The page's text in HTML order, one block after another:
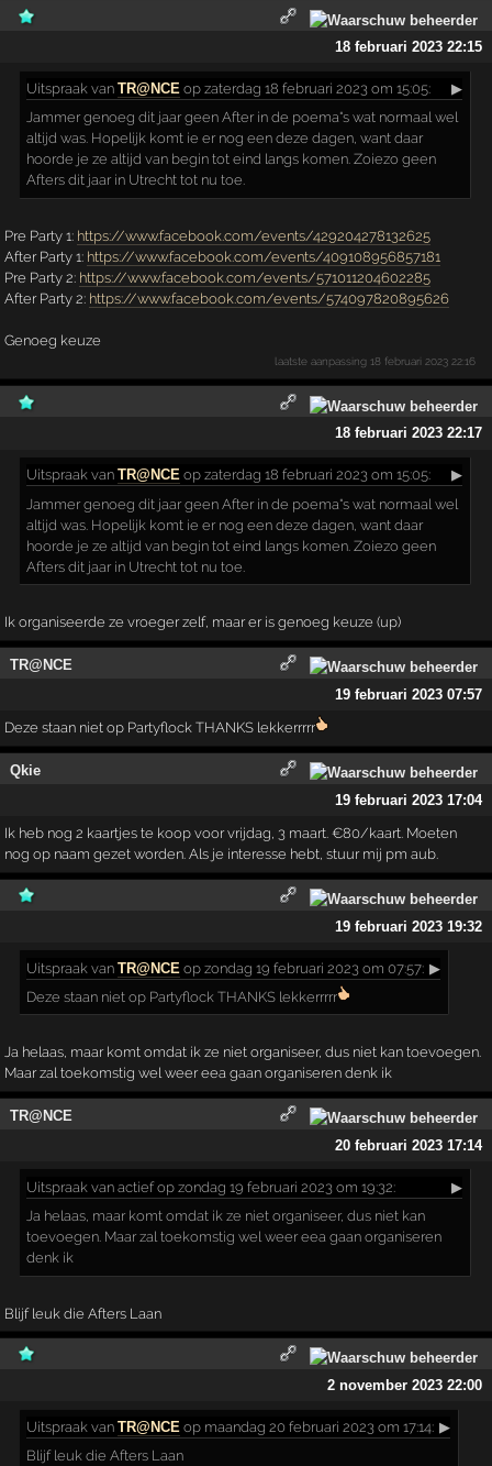
18 februari 2023 22:15
Uitspraak vanTR@NCE op zaterdag 18 februari 2023 om 15:05:
▶
Jammer genoeg dit jaar geen After in de poema"s wat normaal wel
altijd was. Hopelijk komt ie er nog een deze dagen, want daar
hoorde je ze altijd van begin tot eind langs komen. Zoiezo geen
Afters dit jaar in Utrecht tot nu toe.
Pre Party 1: https://www.facebook.com/events/429204278132625
After Party 1: https://www.facebook.com/events/409108956857181
Pre Party 2: https://www.facebook.com/events/571011204602285
After Party 2: https://www.facebook.com/events/574097820895626
Genoeg keuze
laatste aanpassing18 februari 2023 22:16
18 februari 2023 22:17
Uitspraak vanTR@NCE op zaterdag 18 februari 2023 om 15:05:
▶
Jammer genoeg dit jaar geen After in de poema"s wat normaal wel
altijd was. Hopelijk komt ie er nog een deze dagen, want daar
hoorde je ze altijd van begin tot eind langs komen. Zoiezo geen
Afters dit jaar in Utrecht tot nu toe.
Ik organiseerde ze vroeger zelf, maar er is genoeg keuze (up)
TR@NCE
19 februari 2023 07:57
Deze staan niet op Partyflock THANKS lekkerrrrr
Qkie
19 februari 2023 17:04
Ik heb nog 2 kaartjes te koop voor vrijdag, 3 maart. €80/kaart. Moeten
nog op naam gezet worden. Als je interesse hebt, stuur mij pm aub.
19 februari 2023 19:32
Uitspraak vanTR@NCE op zondag 19 februari 2023 om 07:57: ▶
Deze staan niet op Partyflock THANKS lekkerrrrr
Ja helaas, maar komt omdat ik ze niet organiseer, dus niet kan toevoegen.
Maar zal toekomstig wel weer eea gaan organiseren denk ik
TR@NCE
20 februari 2023 17:14
Uitspraak van actief op zondag 19 februari 2023 om 19:32:
▶
Ja helaas, maar komt omdat ik ze niet organiseer, dus niet kan
toevoegen. Maar zal toekomstig wel weer eea gaan organiseren
denk ik
Blijf leuk die Afters Laan
2 november 2023 22:00
Uitspraak vanTR@NCE op maandag 20 februari 2023 om 17:14: ▶
Blijf leuk die Afters Laan